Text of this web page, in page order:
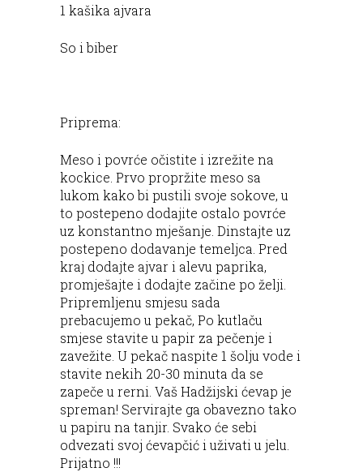
1 kašika ajvara
So i biber
Priprema:
Meso i povrće očistite i izrežite na
kockice. Prvo propržite meso sa
lukom kako bi pustili svoje sokove, u
to postepeno dodajite ostalo povrće
uz konstantno mješanje. Dinstajte uz
postepeno dodavanje temeljca. Pred
kraj dodajte ajvar i alevu paprika,
promješajte i dodajte začine po želji.
Pripremljenu smjesu sada
prebacujemo u pekač, Po kutlaču
smjese stavite u papir za pečenje i
zavežite. U pekač naspite 1 šolju vode i
stavite nekih 20-30 minuta da se
zapeče u rerni. Vaš Hadžijski ćevap je
spreman! Servirajte ga obavezno tako
u papiru na tanjir. Svako će sebi
odvezati svoj ćevapčić i uživati u jelu.
Prijatno !!!